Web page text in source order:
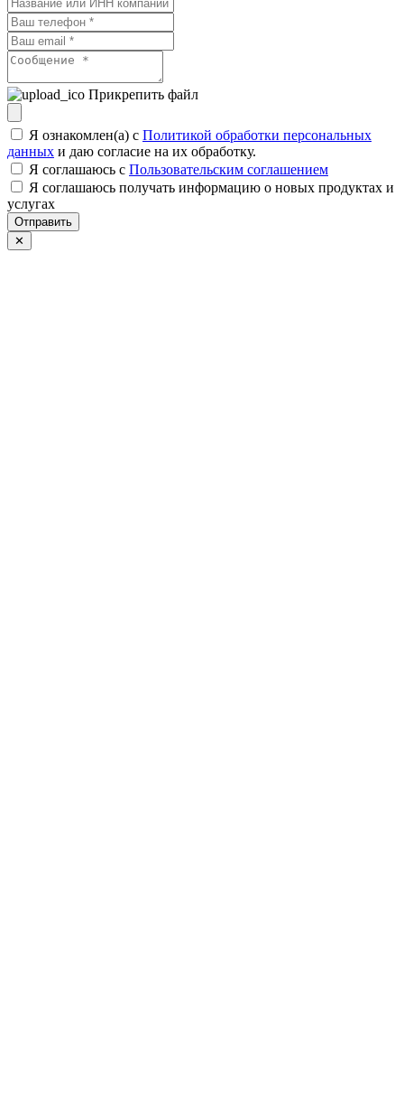
Прикрепить файл
Я ознакомлен(а) с Политикой обработки персональных
данных и даю согласие на их обработку.
Я соглашаюсь c Пользовательским соглашением
Я соглашаюсь получать информацию о новых продуктах и
услугах
Отправить
✕